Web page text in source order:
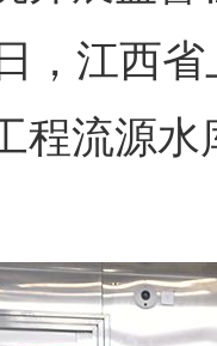
，江西
程流源